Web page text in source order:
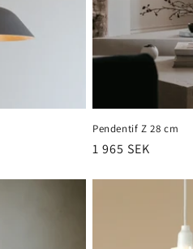
Pendentif Z 28 cm
Prix
1 965 SEK